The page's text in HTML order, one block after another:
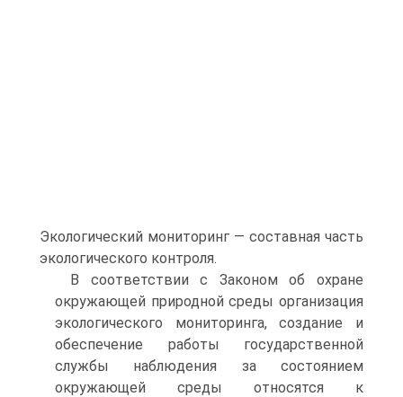
Экологический мониторинг — составная часть
экологического контроля.
В соответствии с Законом об охране
окружающей природной среды организация
экологического мониторинга, создание и
обеспечение работы государственной
службы наблюдения за состоянием
окружающей среды относятся к